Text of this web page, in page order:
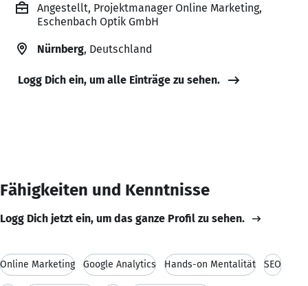
Angestellt, Projektmanager Online Marketing,
Eschenbach Optik GmbH
Nürnberg, Deutschland
Logg Dich ein, um alle Einträge zu sehen.
Fähigkeiten und Kenntnisse
Logg Dich jetzt ein, um das ganze Profil zu sehen.
Online Marketing Google Analytics Hands-on Mentalität SEO